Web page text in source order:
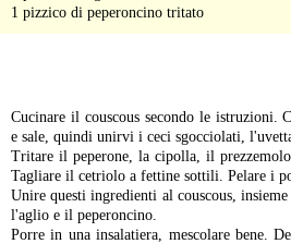
1 pizzico di peperoncino tritato
Cucinare il couscous secondo le istruzioni.
e sale, quindi unirvi i ceci sgocciolati,
Tritare il peperone, la cipolla, il
Tagliare il cetriolo a fettine sottili. Pelare i
Unire questi ingredienti al couscous,
l'aglio e il peperoncino.
Porre in una insalatiera, mescolare bene.